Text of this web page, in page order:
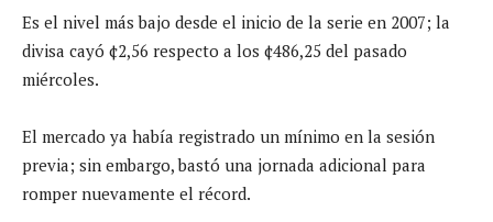
Es el nivel más bajo desde el inicio de la serie en 2007; la
divisa cayó ¢2,56 respecto a los ¢486,25 del pasado
miércoles.
El mercado ya había registrado un mínimo en la sesión
previa; sin embargo, bastó una jornada adicional para
romper nuevamente el récord.